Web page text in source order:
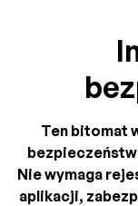
Ten bitomat
Nie wymaga
aplikacji,